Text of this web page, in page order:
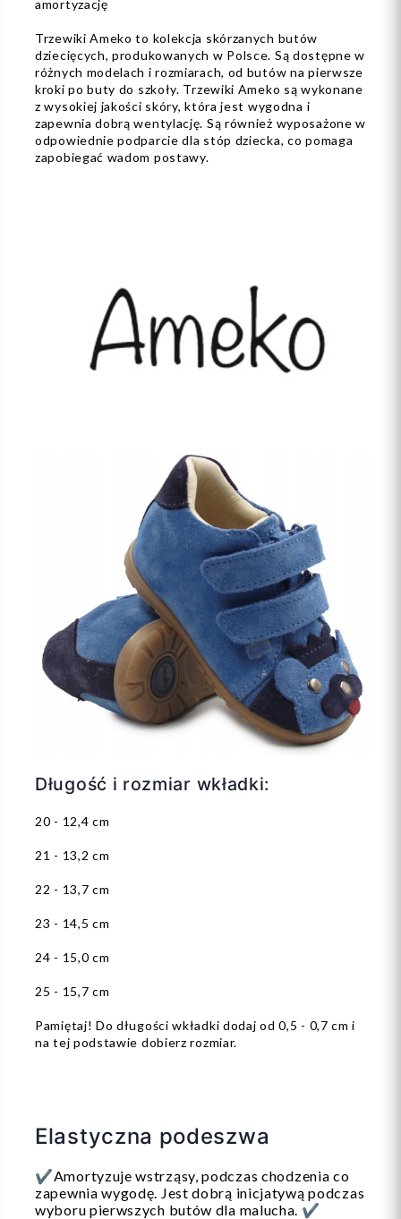
amortyzację
Trzewiki Ameko to kolekcja skórzanych butów
dziecięcych, produkowanych w Polsce. Są dostępne w
różnych modelach i rozmiarach, od butów na pierwsze
kroki po buty do szkoły. Trzewiki Ameko są wykonane
z wysokiej jakości skóry, która jest wygodna i
zapewnia dobrą wentylację. Są również wyposażone w
odpowiednie podparcie dla stóp dziecka, co pomaga
zapobiegać wadom postawy.
Długość i rozmiar wkładki:
20 - 12,4 cm
21 - 13,2 cm
22 - 13,7 cm
23 - 14,5 cm
24 - 15,0 cm
25 - 15,7 cm
Pamiętaj! Do długości wkładki dodaj od 0,5 - 0,7 cm i
na tej podstawie dobierz rozmiar.
Elastyczna podeszwa
✔Amortyzuje wstrząsy, podczas chodzenia co
zapewnia wygodę. Jest dobrą inicjatywą podczas
wyboru pierwszych butów dla malucha. ✔